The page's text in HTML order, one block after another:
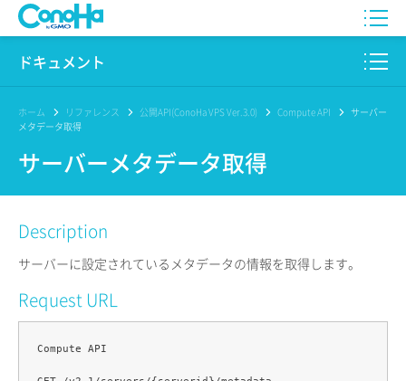
WING
Pencil
サービス一覧
サポート
ドキュメント
このサイトについて
プロダクト
リファレンス
リリースノート
ホーム リファレンス 公開API(ConoHa VPS Ver.3.0) Compute API
サーバー
メタデータ取得
サーバーメタデータ取得
Description
サーバーに設定されているメタデータの情報を取得します。
Request URL
Compute API